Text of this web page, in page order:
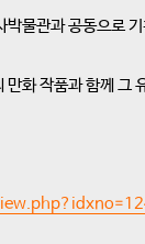
물관과 공동으로
작품과 함께 그